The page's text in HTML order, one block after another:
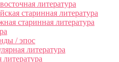
литература
старинная литература
старинная литература
/ эпос
литература